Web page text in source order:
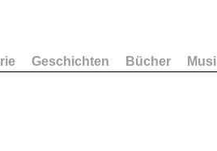
Geschichten Bücher